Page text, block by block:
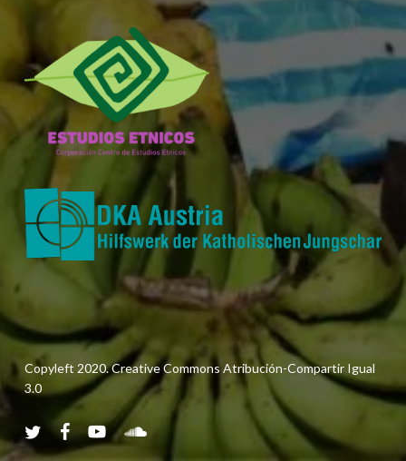
Copyleft 2020. Creative Commons Atribución-Compartir Igual
3.0
twitterfacebookyoutubesoundcloud